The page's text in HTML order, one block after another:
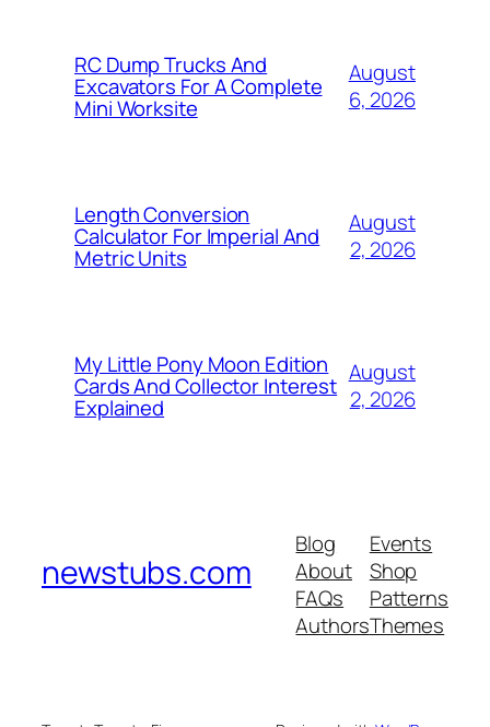
RC Dump Trucks And
Excavators For A Complete
Mini Worksite
August
6, 2026
Length Conversion
Calculator For Imperial And
Metric Units
August
2, 2026
My Little Pony Moon Edition
Cards And Collector Interest
Explained
August
2, 2026
newstubs.com
Blog
About
FAQs
Authors
Events
Shop
Patterns
Themes